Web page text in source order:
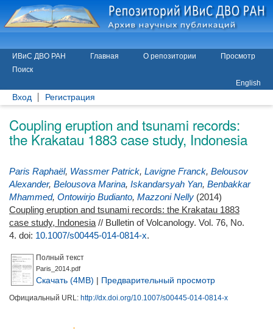
ИВиС ДВО РАН Главная О репозитории
Просмотр
Поиск
English
Вход Регистрация
Coupling eruption and tsunami records:
the Krakatau 1883 case study, Indonesia
Paris Raphaël, Wassmer Patrick, Lavigne Franck, Belousov
Alexander, Belousova Marina, Iskandarsyah Yan, Benbakkar
Mhammed, Ontowirjo Budianto, Mazzoni Nelly (2014)
Coupling eruption and tsunami records: the Krakatau 1883
case study, Indonesia // Bulletin of Volcanology. Vol. 76, No.
4. doi: 10.1007/s00445-014-0814-x.
Полный текст
Paris_2014.pdf
Скачать (4MB) | Предварительный просмотр
Официальный URL: http://dx.doi.org/10.1007/s00445-014-0814-x